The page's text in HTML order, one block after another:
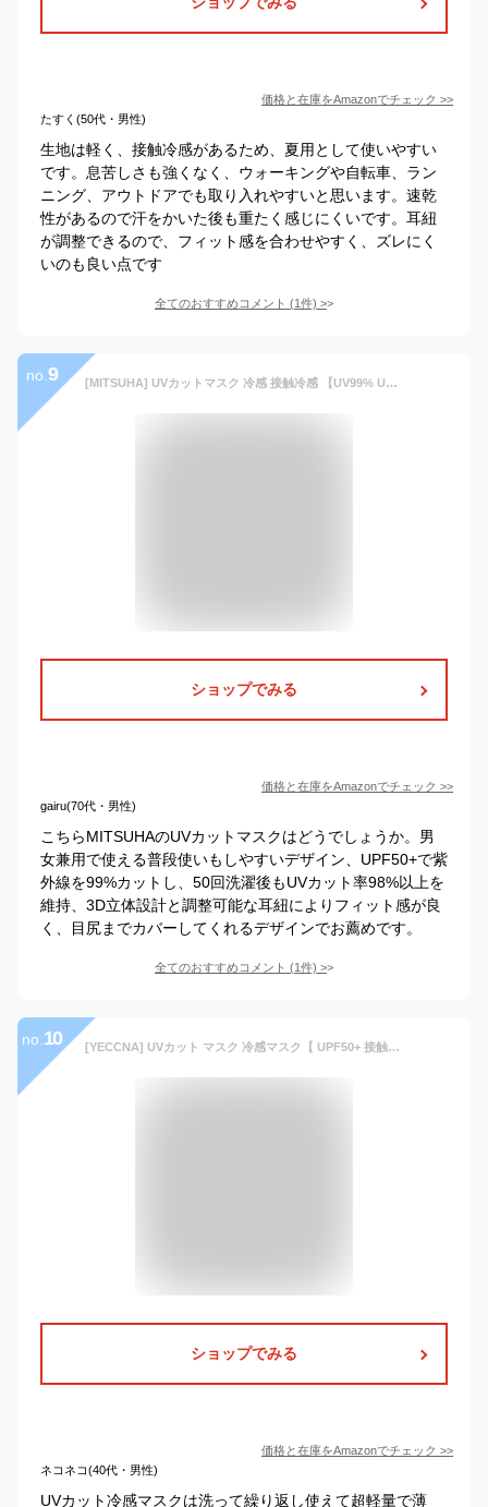
価格と在庫をAmazonでチェック >>
たすく(50代・男性)
生地は軽く、接触冷感があるため、夏用として使いやすい
です。息苦しさも強くなく、ウォーキングや自転車、ラン
ニング、アウトドアでも取り入れやすいと思います。速乾
性があるので汗をかいた後も重たく感じにくいです。耳紐
が調整できるので、フィット感を合わせやすく、ズレにく
いのも良い点です
全てのおすすめコメント (1件) >
no. 9 [MITSUHA] UVカットマスク 冷感 接触冷感 【UV99% UPF50+ 3D立体 小顔効果】 洗える 息苦しくない 耳痛くない メッシュ 通気性 スポーツ 男女兼用 繰り返し使用可能 2枚入り（ブラック）
ショップでみる
価格と在庫をAmazonでチェック >>
gairu(70代・男性)
こちらMITSUHAのUVカットマスクはどうでしょうか。男
女兼用で使える普段使いもしやすいデザイン、UPF50+で紫
外線を99%カットし、50回洗濯後もUVカット率98%以上を
維持、3D立体設計と調整可能な耳紐によりフィット感が良
く、目尻までカバーしてくれるデザインでお薦めです。
全てのおすすめコメント (1件) >
no. 10 [YECCNA] UVカット マスク 冷感マスク【 UPF50+ 接触冷感 超軽量薄型・息苦しくない】 ３D 小顔 ひんやり cool 焼かない 通気性 夏用 日焼け防止マスク 紫外線対策 洗える 快適 自転車・農作業・アウトドア 男女兼用 (ブラック, クラシックタイプ)
ショップでみる
価格と在庫をAmazonでチェック >>
ネコネコ(40代・男性)
UVカット冷感マスクは洗って繰り返し使えて超軽量で薄